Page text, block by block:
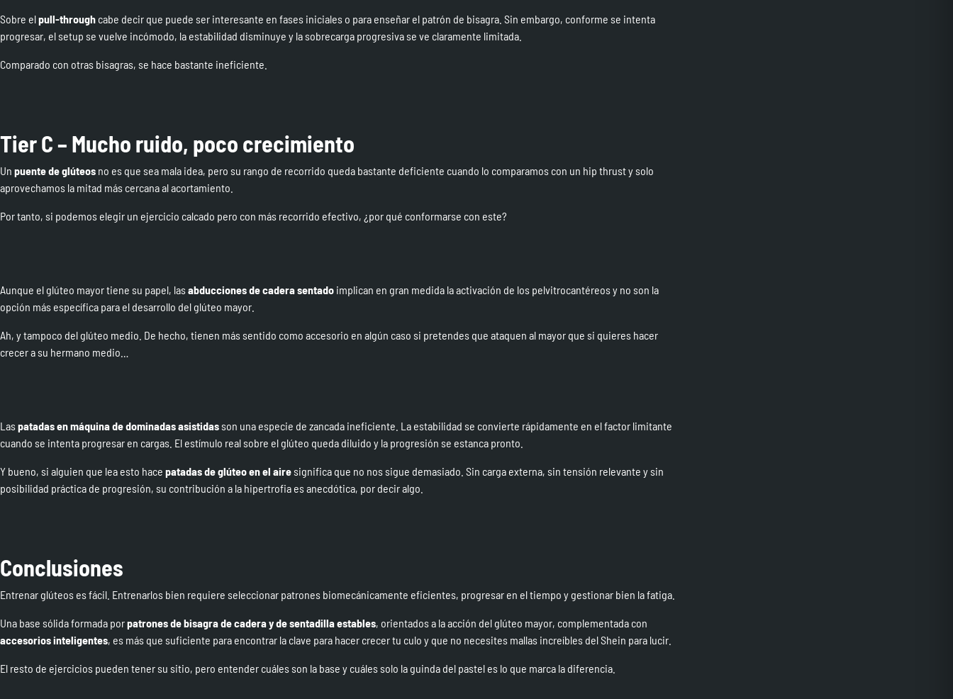
Sobre elpull-through cabe decir que puede ser interesante en fases iniciales o para enseñar el patrón de bisagra. Sin embargo, conforme se intenta
progresar, el setup se vuelve incómodo, la estabilidad disminuye y la sobrecarga progresiva se ve claramente limitada.
Comparado con otras bisagras, se hace bastante ineficiente.
Tier C – Mucho ruido, poco crecimiento
Un puente de glúteos no es que sea mala idea, pero su rango de recorrido queda bastante deficiente cuando lo comparamos con un hip thrust y solo
aprovechamos la mitad más cercana al acortamiento.
Por tanto, si podemos elegir un ejercicio calcado pero con más recorrido efectivo, ¿por qué conformarse con este?
Aunque el glúteo mayor tiene su papel, lasabducciones de cadera sentado implican en gran medida la activación de los pelvitrocantéreos y no son la
opción más específica para el desarrollo del glúteo mayor.
Ah, y tampoco del glúteo medio. De hecho, tienen más sentido como accesorio en algún caso si pretendes que ataquen al mayor que si quieres hacer
crecer a su hermano medio…
Laspatadas en máquina de dominadas asistidas son una especie de zancada ineficiente. La estabilidad se convierte rápidamente en el factor limitante
cuando se intenta progresar en cargas. El estímulo real sobre el glúteo queda diluido y la progresión se estanca pronto.
Y bueno, si alguien que lea esto hace patadas de glúteo en el aire significa que no nos sigue demasiado. Sin carga externa, sin tensión relevante y sin
posibilidad práctica de progresión, su contribución a la hipertrofia es anecdótica, por decir algo.
Conclusiones
Entrenar glúteos es fácil. Entrenarlos bien requiere seleccionar patrones biomecánicamente eficientes, progresar en el tiempo y gestionar bien la fatiga.
Una base sólida formada porpatrones de bisagra de cadera y de sentadilla estables, orientados a la acción del glúteo mayor, complementada con
accesorios inteligentes, es más que suficiente para encontrar la clave para hacer crecer tu culo y que no necesites mallas increíbles del Shein para lucir.
El resto de ejercicios pueden tener su sitio, pero entender cuáles son la base y cuáles solo la guinda del pastel es lo que marca la diferencia.